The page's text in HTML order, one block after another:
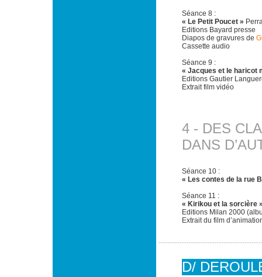
Séance 8 :
« Le Petit Poucet »
Editions Bayard presse
Diapos de gravures de
Cassette audio
Séance 9 :
« Jacques et le haricot
Editions Gautier
Extrait film vidéo
4 - DES
DANS
Séance 10 :
« Les contes de la rue
Séance 11 :
« Kirikou et la sorcière
Editions Milan 2000
Extrait du film
D/